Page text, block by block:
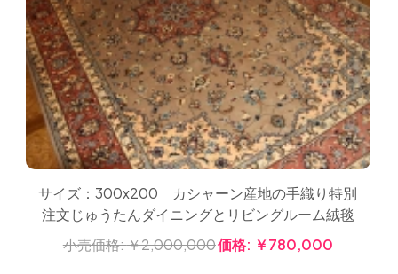
サイズ：300x200 カシャーン産地の手織り特別
注文じゅうたんダイニングとリビングルーム絨毯
小売価格:￥2,000,000価格: ￥780,000